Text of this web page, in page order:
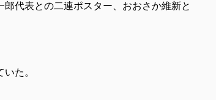
代表との二連ポスター、おおさか維新と
た。